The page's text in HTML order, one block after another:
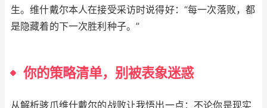
生。维什戴尔本人在接受采访时说得好：“每一次落败，都
是隐藏着的下一次胜利种子。”
你的策略清单，别被表象迷惑
从解析骇爪维什戴尔的战败让我悟出一点：不论你是现实